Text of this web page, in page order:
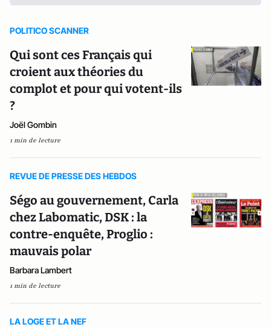
POLITICO SCANNER
Qui sont ces Français qui
croient aux théories du
complot et pour qui votent-ils
?
Joël Gombin
1 min de lecture
REVUE DE PRESSE DES HEBDOS
Ségo au gouvernement, Carla
chez Labomatic, DSK : la
contre-enquête, Proglio :
mauvais polar
Barbara Lambert
1 min de lecture
LA LOGE ET LA NEF